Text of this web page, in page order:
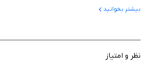
هدف اصلی برنامه ارائه یک ابزار ناوبری و اندازه‌گیری
حرفه‌ای‌ها و کاربران عادی که به اطلاعات مکانی دقیق
بیشتر بخوانید
نظر و امتیاز